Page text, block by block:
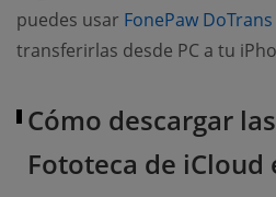
puedes usar FonePaw DoTrans
transferirlas desde PC a tu
Cómo descargar
Fototeca de iCloud